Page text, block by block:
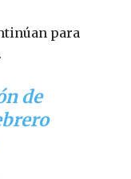
para
de